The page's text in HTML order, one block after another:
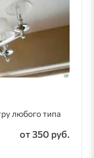
любого типа
от 350 руб.